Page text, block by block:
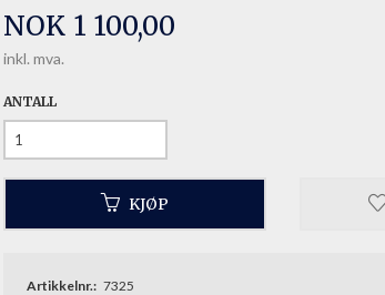
Pris
NOK 1 100,00
inkl. mva.
ANTALL
KJØP
Artikkelnr.: 7325